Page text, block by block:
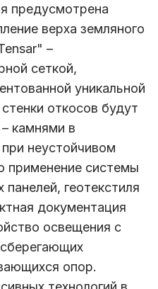
предусмотрена
верха земляного
–
сеткой,
уникальной
откосов будут
камнями в
неустойчивом
применение системы
геотекстиля
документация
освещения с
опор.